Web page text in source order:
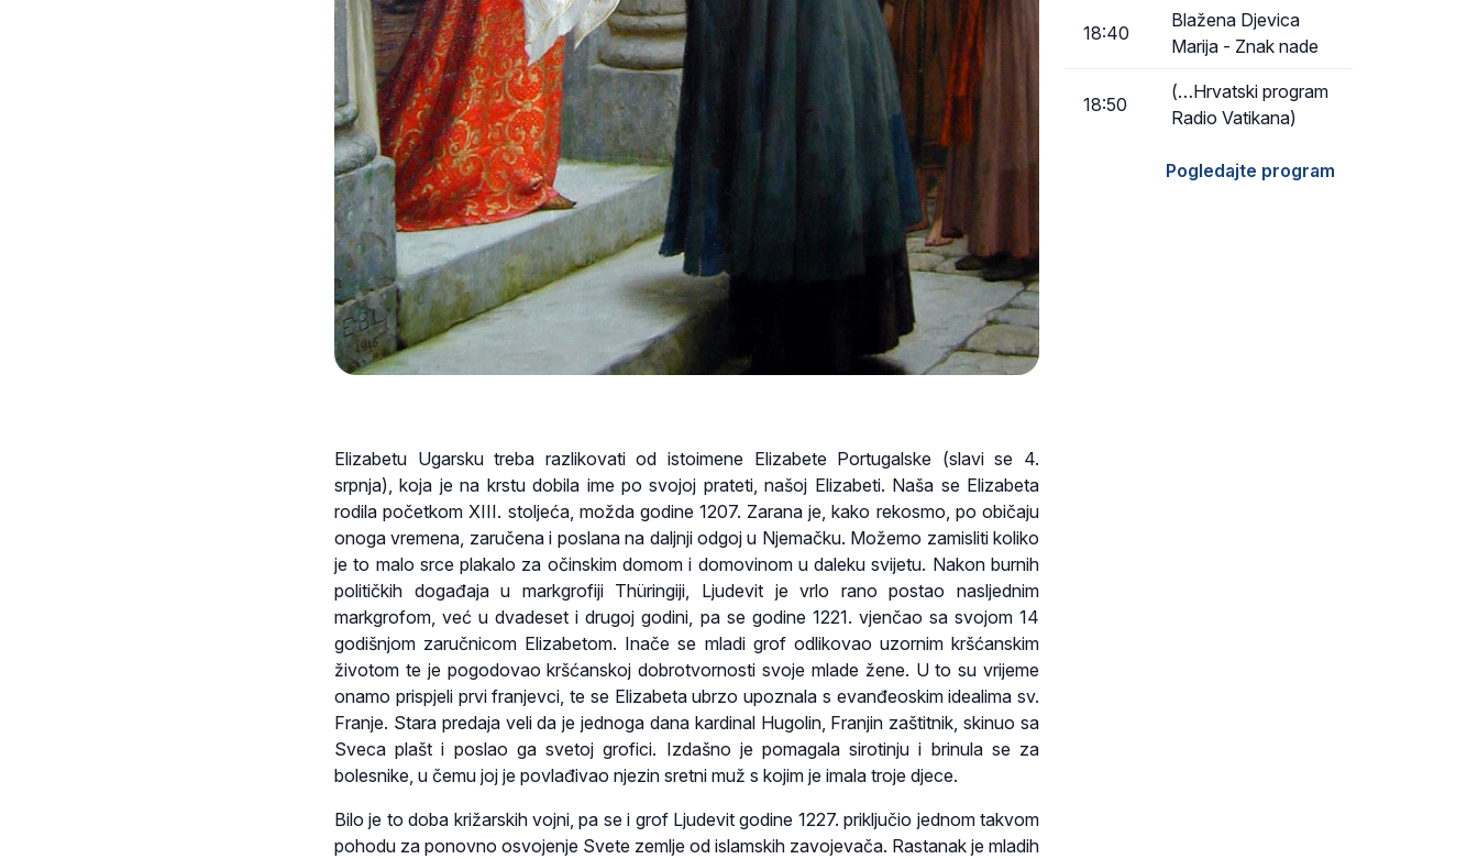
Elizabetu Ugarsku treba razlikovati od istoimene Elizabete Portugalske (slavi se 4.
srpnja), koja je na krstu dobila ime po svojoj prateti, našoj Elizabeti. Naša se Elizabeta
rodila početkom XIII. stoljeća, možda godine 1207. Zarana je, kako rekosmo, po običaju
onoga vremena, zaručena i poslana na daljnji odgoj u Njemačku. Možemo zamisliti koliko
je to malo srce plakalo za očinskim domom i domovinom u daleku svijetu. Nakon burnih
političkih događaja u markgrofiji Thüringiji, Ljudevit je vrlo rano postao nasljednim
markgrofom, već u dvadeset i drugoj godini, pa se godine 1221. vjenčao sa svojom 14
godišnjom zaručnicom Elizabetom. Inače se mladi grof odlikovao uzornim kršćanskim
životom te je pogodovao kršćanskoj dobrotvornosti svoje mlade žene. U to su vrijeme
onamo prispjeli prvi franjevci, te se Elizabeta ubrzo upoznala s evanđeoskim idealima sv.
Franje. Stara predaja veli da je jednoga dana kardinal Hugolin, Franjin zaštitnik, skinuo sa
Sveca plašt i poslao ga svetoj grofici. Izdašno je pomagala sirotinju i brinula se za
bolesnike, u čemu joj je povlađivao njezin sretni muž s kojim je imala troje djece.
Bilo je to doba križarskih vojni, pa se i grof Ljudevit godine 1227. priključio jednom takvom
pohodu za ponovno osvojenje Svete zemlje od islamskih zavojevača. Rastanak je mladih
18:40
Blažena Djevica
Marija - Znak nade
18:50
(…Hrvatski program
Radio Vatikana)
Pogledajte program